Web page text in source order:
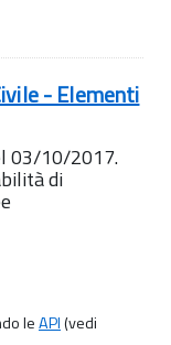
- Elementi
03/10/2017.
di
leAPI(vedi